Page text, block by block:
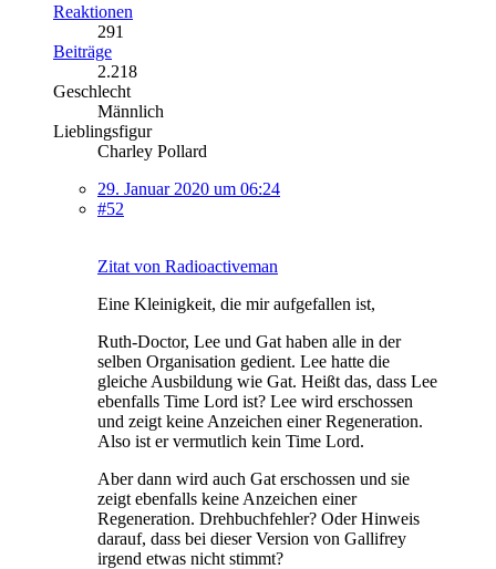
Reaktionen
291
Beiträge
2.218
Geschlecht
Männlich
Lieblingsfigur
Charley Pollard
29. Januar 2020 um 06:24
#52
Zitat von Radioactiveman
Eine Kleinigkeit, die mir aufgefallen ist,
Ruth-Doctor, Lee und Gat haben alle in der
selben Organisation gedient. Lee hatte die
gleiche Ausbildung wie Gat. Heißt das, dass Lee
ebenfalls Time Lord ist? Lee wird erschossen
und zeigt keine Anzeichen einer Regeneration.
Also ist er vermutlich kein Time Lord.
Aber dann wird auch Gat erschossen und sie
zeigt ebenfalls keine Anzeichen einer
Regeneration. Drehbuchfehler? Oder Hinweis
darauf, dass bei dieser Version von Gallifrey
irgend etwas nicht stimmt?